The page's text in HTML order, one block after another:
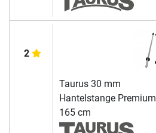
2
Taurus 30 mm
Hantelstange Premium
165 cm